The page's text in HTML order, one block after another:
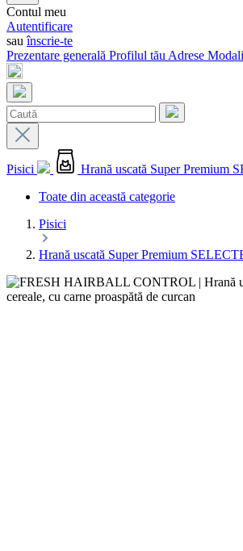
Contul meu
Autentificare
sauînscrie-te
Prezentare generală Profilul tău Adrese
Pisici
Hrană uscată Super Premium
Toate din această categorie
Pisici
Hrană uscată Super Premium